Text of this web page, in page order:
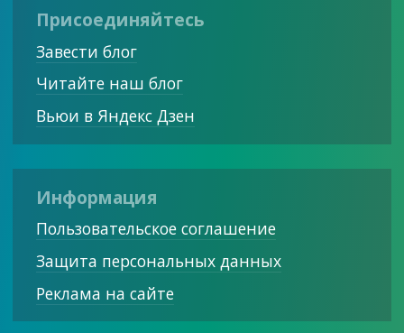
Присоединяйтесь
Завести блог
Читайте наш блог
Вьюи в Яндекс Дзен
Информация
Пользовательское соглашение
Защита персональных данных
Реклама на сайте